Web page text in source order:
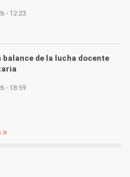
- 12:23
balance de la lucha docente
- 18:59